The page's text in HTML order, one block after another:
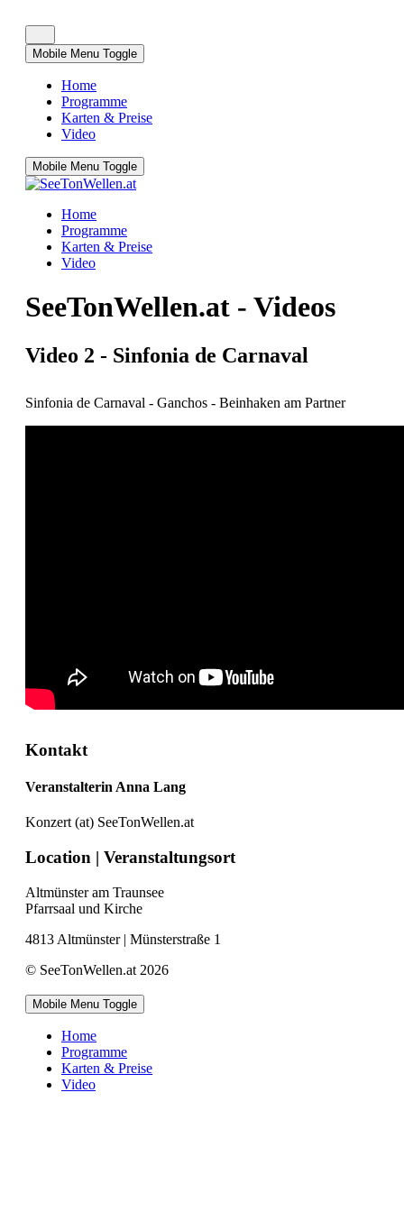
Mobile Menu Toggle
Home
Programme
Karten & Preise
Video
Mobile Menu Toggle
Home
Programme
Karten & Preise
Video
SeeTonWellen.at - Videos
Video 2 - Sinfonia de Carnaval
Sinfonia de Carnaval - Ganchos - Beinhaken am Partner
Kontakt
Veranstalterin Anna Lang
Konzert (at) SeeTonWellen.at
Location | Veranstaltungsort
Altmünster am Traunsee
Pfarrsaal und Kirche
4813 Altmünster | Münsterstraße 1
© SeeTonWellen.at 2026
Mobile Menu Toggle
Home
Programme
Karten & Preise
Video